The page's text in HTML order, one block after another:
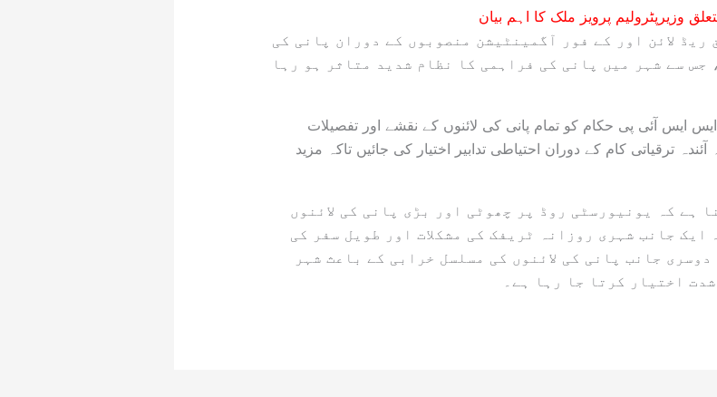
وزیرپٹرولیم پرویز ملک کا اہم بیان
لائن اور کے فور آگمینٹیشن منصوبوں کے دوران پانی کی
جس سے شہر میں پانی کی فراہمی کا نظام شدید متاثر ہو رہا
ایس ایس آئی پی حکام کو تمام پانی کی لائنوں کے نقشے اور تفصیلات
ترقیاتی کام کے دوران احتیاطی تدابیر اختیار کی جائیں تاکہ مزید
ہے کہ یونیورسٹی روڈ پر چھوٹی اور بڑی پانی کی لائنوں
جانب شہری روزانہ ٹریفک کی مشکلات اور طویل سفر کی
جانب پانی کی لائنوں کی مسلسل خرابی کے باعث شہر
اختیار کرتا جا رہا ہے۔